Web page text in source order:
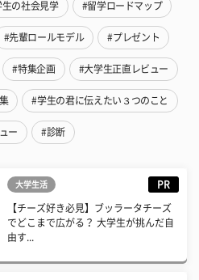
生の社会見学 #留学ロードマップ
#先輩ロールモデル #プレゼント
#特集企画 #大学生正直レビュー
#学生の君に伝えたい３つのこと
ー #診断
大学生活 PR
【チーズ好き必見】ブッラータチーズ
でどこまで広がる？ 大学生が挑んだ自
由す...